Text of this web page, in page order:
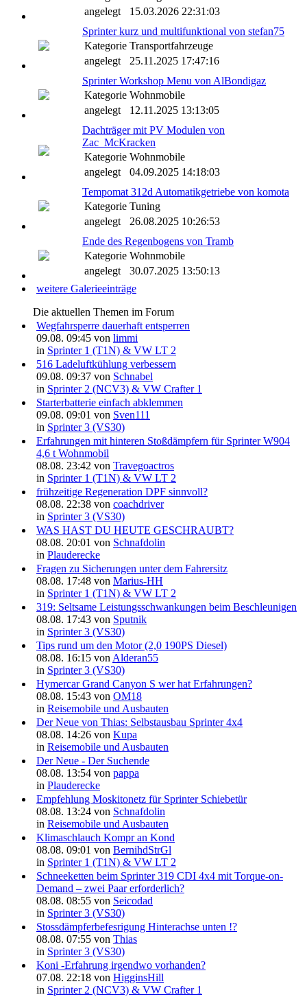
angelegt
15.03.2026 22:31:03
Sprinter kurz und multifunktional von stefan75
Kategorie Transportfahrzeuge
angelegt
25.11.2025 17:47:16
Sprinter Workshop Menu von AlBondigaz
Kategorie Wohnmobile
angelegt
12.11.2025 13:13:05
Dachträger mit PV Modulen von
Zac_McKracken
Kategorie Wohnmobile
angelegt
04.09.2025 14:18:03
Tempomat 312d Automatikgetriebe von komota
Kategorie Tuning
angelegt
26.08.2025 10:26:53
Ende des Regenbogens von Tramb
Kategorie Wohnmobile
angelegt
30.07.2025 13:50:13
weitere Galerieeinträge
Die aktuellen Themen im Forum
Wegfahrsperre dauerhaft entsperren
09.08. 09:45 von limmi
in Sprinter 1 (T1N) & VW LT 2
516 Ladeluftkühlung verbessern
09.08. 09:37 von Schnabel
in Sprinter 2 (NCV3) & VW Crafter 1
Starterbatterie einfach abklemmen
09.08. 09:01 von Sven111
in Sprinter 3 (VS30)
Erfahrungen mit hinteren Stoßdämpfern für Sprinter W904
4,6 t Wohnmobil
08.08. 23:42 von Travegoactros
in Sprinter 1 (T1N) & VW LT 2
frühzeitige Regeneration DPF sinnvoll?
08.08. 22:38 von coachdriver
in Sprinter 3 (VS30)
WAS HAST DU HEUTE GESCHRAUBT?
08.08. 20:01 von Schnafdolin
in Plauderecke
Fragen zu Sicherungen unter dem Fahrersitz
08.08. 17:48 von Marius-HH
in Sprinter 1 (T1N) & VW LT 2
319: Seltsame Leistungsschwankungen beim Beschleunigen
08.08. 17:43 von Sputnik
in Sprinter 3 (VS30)
Tips rund um den Motor (2,0 190PS Diesel)
08.08. 16:15 vonAlderan55
in Sprinter 3 (VS30)
Hymercar Grand Canyon S wer hat Erfahrungen?
08.08. 15:43 von OM18
in Reisemobile und Ausbauten
Der Neue von Thias: Selbstausbau Sprinter 4x4
08.08. 14:26 von Kupa
in Reisemobile und Ausbauten
Der Neue - Der Suchende
08.08. 13:54 von pappa
in Plauderecke
Empfehlung Moskitonetz für Sprinter Schiebetür
08.08. 13:24 von Schnafdolin
in Reisemobile und Ausbauten
Klimaschlauch Kompr an Kond
08.08. 09:01 von BernihdStrGl
in Sprinter 1 (T1N) & VW LT 2
Schneeketten beim Sprinter 319 CDI 4x4 mit Torque-on-
Demand – zwei Paar erforderlich?
08.08. 08:55 von Seicodad
in Sprinter 3 (VS30)
Stossdämpferbefesrigung Hinterachse unten !?
08.08. 07:55 von Thias
in Sprinter 3 (VS30)
Koni -Erfahrung irgendwo vorhanden?
07.08. 22:18 von HigginsHill
in Sprinter 2 (NCV3) & VW Crafter 1